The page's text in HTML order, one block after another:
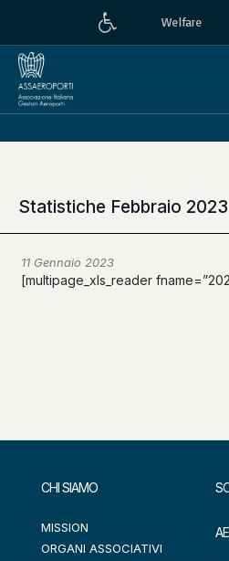
Welfare
Statistiche Febbraio 2023
11 Gennaio 2023
[multipage_xls_reader
CHI SIAMO
MISSION
ORGANI ASSOCIATIVI